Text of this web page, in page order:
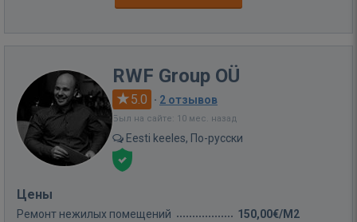
RWF Group OÜ
5.0 · 2 отзывов
Был на сайте: 10 мес. назад
Eesti keeles, По-русски
Цены
Ремонт нежилых помещений 150,00€/M2